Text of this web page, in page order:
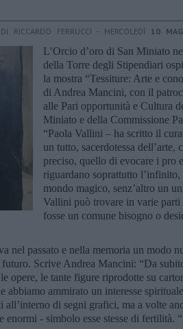
DI RICCARDO FERRUCCI - MERCOLEDÌ 10
L’Orcio d’oro di San Miniato
della Torre degli Stipendiari
la mostra “Tessiture: Arte e
di Andrea Mancini, con il
alle Pari opportunità e Cultura
Miniato e della Commissione
“Paola Vallini – ha scritto il
un tutto, sacerdotessa dell’arte,
preciso, quello di evocare i pro
riguardano soprattutto
mondo magico, senz’altro un
Vallini può trovare in varie parti
fosse un comune bisogno o
nel passato e nella memoria un modo
Scrive Andrea Mancini: “Da
opere, le tante figure riprodotte su
abbiamo ammirato un interesse
all’interno di segni grafici, ma a volte
- simbolo esse stesse di fertilità. “